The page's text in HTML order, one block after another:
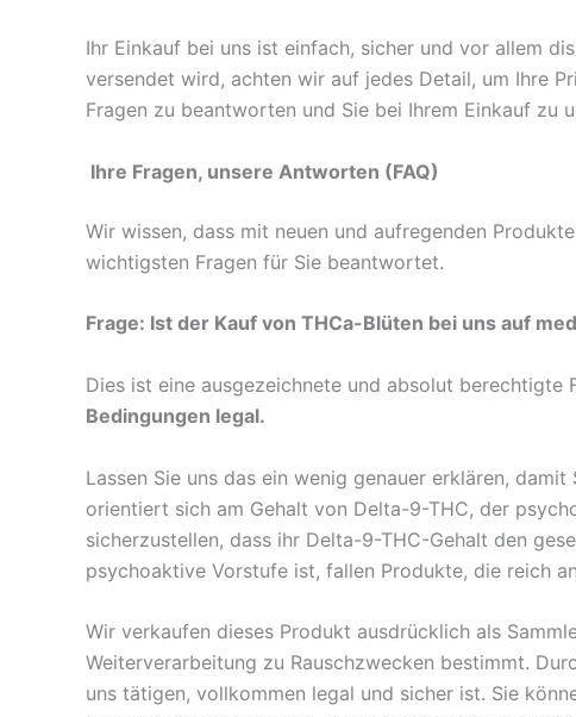
Ihr Einkauf bei uns ist einfach, sicher und vor allem
versendet wird, achten wir auf jedes Detail, um Ihre
Fragen zu beantworten und Sie bei Ihrem Einkauf zu
Ihre Fragen, unsere Antworten (FAQ)
Wir wissen, dass mit neuen und aufregenden
wichtigsten Fragen für Sie beantwortet.
Frage: Ist der Kauf von THCa-Blüten bei uns auf
Dies ist eine ausgezeichnete und absolut
Bedingungen legal.
Lassen Sie uns das ein wenig genauer erklären,
orientiert sich am Gehalt von Delta-9-THC, der
sicherzustellen, dass ihr Delta-9-THC-Gehalt den
psychoaktive Vorstufe ist, fallen Produkte, die reich
Wir verkaufen dieses Produkt ausdrücklich als
Weiterverarbeitung zu Rauschzwecken bestimmt.
uns tätigen, vollkommen legal und sicher ist. Sie